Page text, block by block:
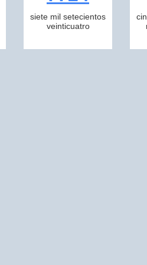
siete mil setecientos
veinticuatro